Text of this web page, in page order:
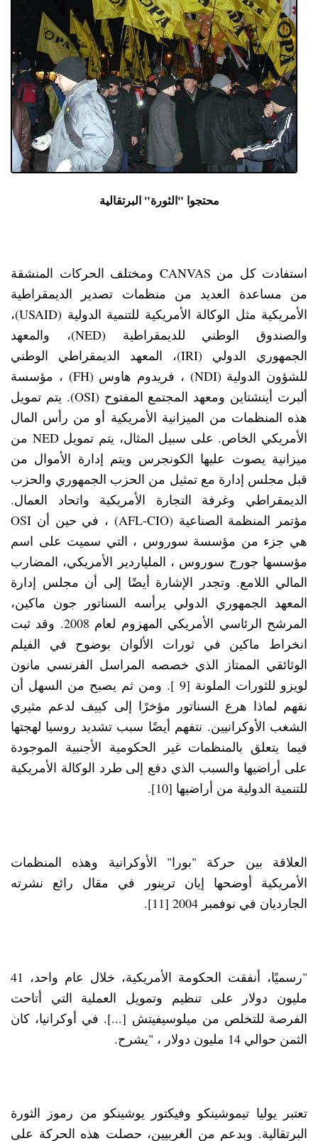
محتجوا "الثورة" البرتقالية
استفادت كل من CANVAS ومختلف الحركات المنشقة
من مساعدة العديد من منظمات تصدير الديمقراطية
الأمريكية مثل الوكالة الأمريكية للتنمية الدولية (USAID)،
والصندوق الوطني للديمقراطية (NED)، والمعهد
الجمهوري الدولي (IRI)، المعهد الديمقراطي الوطني
للشؤون الدولية (NDI) ، فريدوم هاوس (FH) ، مؤسسة
ألبرت أينشتاين ومعهد المجتمع المفتوح (OSI). يتم تمويل
هذه المنظمات من الميزانية الأمريكية أو من رأس المال
الأمريكي الخاص. على سبيل المثال، يتم تمويل NED من
ميزانية يصوت عليها الكونجرس ويتم إدارة الأموال من
قبل مجلس إدارة مع تمثيل من الحزب الجمهوري والحزب
الديمقراطي وغرفة التجارة الأمريكية واتحاد العمال.
مؤتمر المنظمة الصناعية (AFL-CIO) ، في حين أن OSI
هي جزء من مؤسسة سوروس ، التي سميت على اسم
مؤسسها جورج سوروس ، الملياردير الأمريكي، المضارب
المالي اللامع. وتجدر الإشارة أيضًا إلى أن مجلس إدارة
المعهد الجمهوري الدولي يرأسه السناتور جون ماكين،
المرشح الرئاسي الأمريكي المهزوم لعام 2008. وقد ثبت
انخراط ماكين في ثورات الألوان بوضوح في الفيلم
الوثائقي الممتاز الذي خصصه المراسل الفرنسي مانون
لويزو للثورات الملونة [9 ]. ومن ثم يصبح من السهل أن
نفهم لماذا هرع السناتور مؤخرًا إلى كييف لدعم مثيري
الشغب الأوكرانيين. نتفهم أيضًا سبب تشديد روسيا لهجتها
فيما يتعلق بالمنظمات غير الحكومية الأجنبية الموجودة
على أراضيها والسبب الذي دفع إلى طرد الوكالة الأمريكية
للتنمية الدولية من أراضيها [10].
العلاقة بين حركة "بورا" الأوكرانية وهذه المنظمات
الأمريكية أوضحها إيان ترينور في مقال رائع نشرته
الجارديان في نوفمبر 2004 [11].
"رسميًا، أنفقت الحكومة الأمريكية، خلال عام واحد، 41
مليون دولار على تنظيم وتمويل العملية التي أتاحت
الفرصة للتخلص من ميلوسيفيتش [...]. في أوكرانيا، كان
الثمن حوالي 14 مليون دولار ، "يشرح.
تعتبر يوليا تيموشينكو وفيكتور يوشينكو من رموز الثورة
البرتقالية. وبدعم من الغربيين، حصلت هذه الحركة على